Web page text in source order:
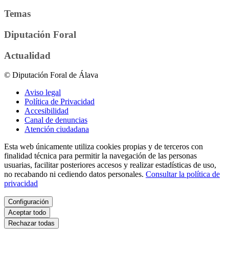
Temas
Diputación Foral
Actualidad
© Diputación Foral de Álava
Aviso legal
Política de Privacidad
Accesibilidad
Canal de denuncias
Atención ciudadana
Esta web únicamente utiliza cookies propias y de terceros con
finalidad técnica para permitir la navegación de las personas
usuarias, facilitar posteriores accesos y realizar estadísticas de uso,
no recabando ni cediendo datos personales. Consultar la política de
privacidad
Configuración
Aceptar todo
Rechazar todas